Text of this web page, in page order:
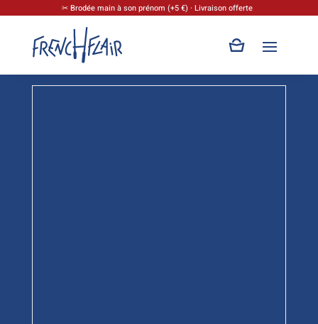
✂ Brodée main à son prénom (+5 €) · Livraison offerte